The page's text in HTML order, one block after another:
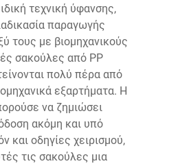
τεχνική ύφανσης,
παραγωγής
τους με βιομηχανικούς
σακούλες από PP
πολύ πέρα από
εξαρτήματα. Η
να ζημιώσει
ακόμη και υπό
οδηγίες χειρισμού,
τις σακούλες μια